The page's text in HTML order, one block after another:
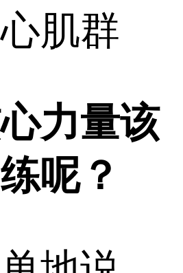
肌群
力量该
呢？